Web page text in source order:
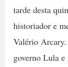
tarde desta
historiador e
Valério
governo Lula e